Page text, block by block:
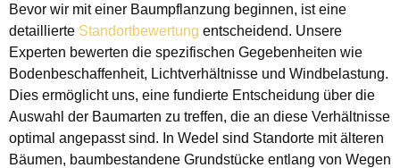
Bevor wir mit einer Baumpflanzung beginnen, ist eine
detaillierte Standortbewertung entscheidend. Unsere
Experten bewerten die spezifischen Gegebenheiten wie
Bodenbeschaffenheit, Lichtverhältnisse und Windbelastung.
Dies ermöglicht uns, eine fundierte Entscheidung über die
Auswahl der Baumarten zu treffen, die an diese Verhältnisse
optimal angepasst sind. In Wedel sind Standorte mit älteren
Bäumen, baumbestandene Grundstücke entlang von Wegen